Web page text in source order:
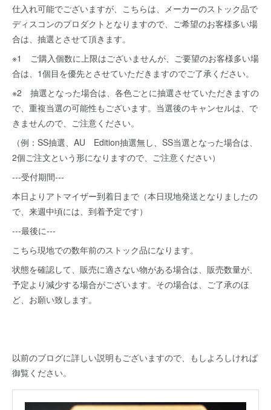
仕入れ可能でございますが、こちらは、メーカーのストック品で
ディスコンのプロダクトとなりますので、ご希望のお客様多い場
合は、抽選とさせて頂きます。
※1 ご購入個数に上限はございませんが、ご要望のお客様多い場
合は、1個目を優先とさせていただきますのでご了承ください。
※2 抽選となった場合は、各色ごとに抽選させていただきますの
で、重複当選の可能性もございます。当選後のキャンセルは、で
きませんので、ご注意ください。
（例：SS抽選、AU Edition抽選無し、SS当選となった場合は、
2個ご注文という形になりますので、ご注意ください）
---受付期間---
本日よりアトマイザー到着日まで（本日現地発送となりましたの
で、来週中頃には、到着予定です）
---最後に---
こちら現地での数年前のストック品になります。
状態を確認して、販売に適さない物がある場合は、販売数量が、
予定より減少する場合がございます。その場合は、ご了承のほ
ど、お願い致します。
以前のブログに詳しい説明もございますので、もしよろしければ
御覧ください。